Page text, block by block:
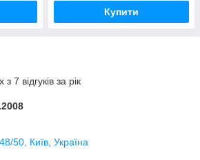
Купити
7 відгуків за рік
50, Київ, Україна